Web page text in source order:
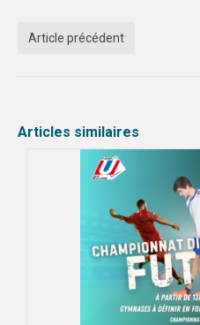
PARTENAIRES
Article précédent
Articles similaires